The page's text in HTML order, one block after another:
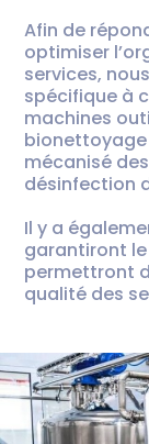
Afin de
optimiser
services,
spécifique à
machines
bionettoyage
mécanisé
désinfection
Il y a
garantiront
permettront
qualité des